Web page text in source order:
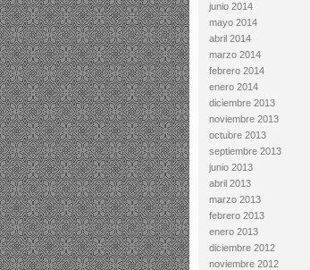
junio 2014
mayo 2014
abril 2014
marzo 2014
febrero 2014
enero 2014
diciembre 2013
noviembre 2013
octubre 2013
septiembre 2013
junio 2013
abril 2013
marzo 2013
febrero 2013
enero 2013
diciembre 2012
noviembre 2012